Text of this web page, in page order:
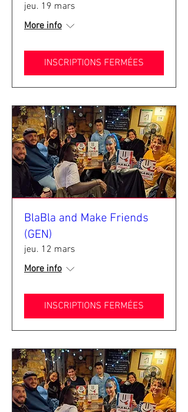
jeu. 19 mars
More info
INSCRIPTIONS FERMÉES
BlaBla and Make Friends
(GEN)
jeu. 12 mars
More info
INSCRIPTIONS FERMÉES